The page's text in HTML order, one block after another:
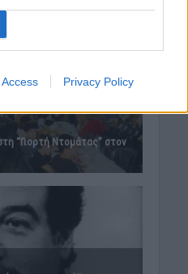
Privacy Policy